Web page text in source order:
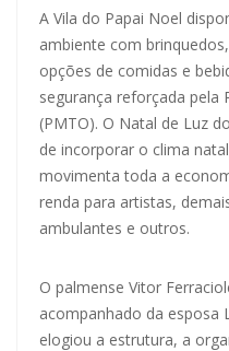
A Vila do Papai Noel
ambiente com
opções de comidas e
segurança reforçada pela
(PMTO). O Natal de Luz
de incorporar o clima
movimenta toda a
renda para artistas,
ambulantes e outros.
O palmense Vitor
acompanhado da esposa
elogiou a estrutura, a